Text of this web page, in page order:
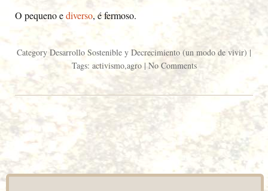
O pequeno ediverso, é fermoso.
Category Desarrollo Sostenible y Decrecimiento (un modo de vivir) |
Tags: activismo,agro| No Comments